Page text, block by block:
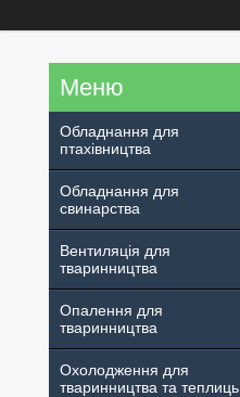
Обладнання для
птахівництва
Обладнання для
свинарства
Вентиляція для
тваринництва
Опалення для
тваринництва
Охолодження для
тваринництва та теплиць